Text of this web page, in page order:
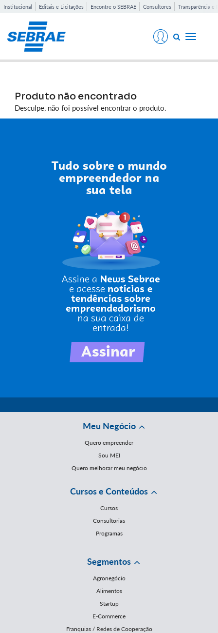
Institucional Editais e Licitações Encontre o SEBRAE Consultores Transparência e
Toggle
Produto não encontrado
Desculpe, não foi possível encontrar o produto.
Meu Negócio
Quero empreender
Sou MEI
Quero melhorar meu negócio
Cursos e Conteúdos
Cursos
Consultorias
Programas
Segmentos
Agronegócio
Alimentos
Startup
E-Commerce
Franquias / Redes de Cooperação